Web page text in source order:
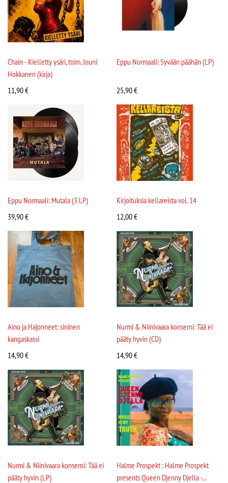
Chain - Kielletty ysäri, toim. Jouni
Hokkanen (kirja)
11,90€
Eppu Normaali: Syvään päähän (LP)
25,90€
Eppu Normaali: Mutala (3 LP)
39,90€
Kirjoituksia kellareista vol. 14
12,00€
Aino ja Hajonneet: sininen
kangaskassi
14,90€
Nurmi & Niinivaara konserni: Tää ei
pääty hyvin (CD)
14,90€
Nurmi & Niinivaara konserni: Tää ei
pääty hyvin (LP)
Halme Prospekt : Halme Prospekt
presents Queen Djenny Djella -...